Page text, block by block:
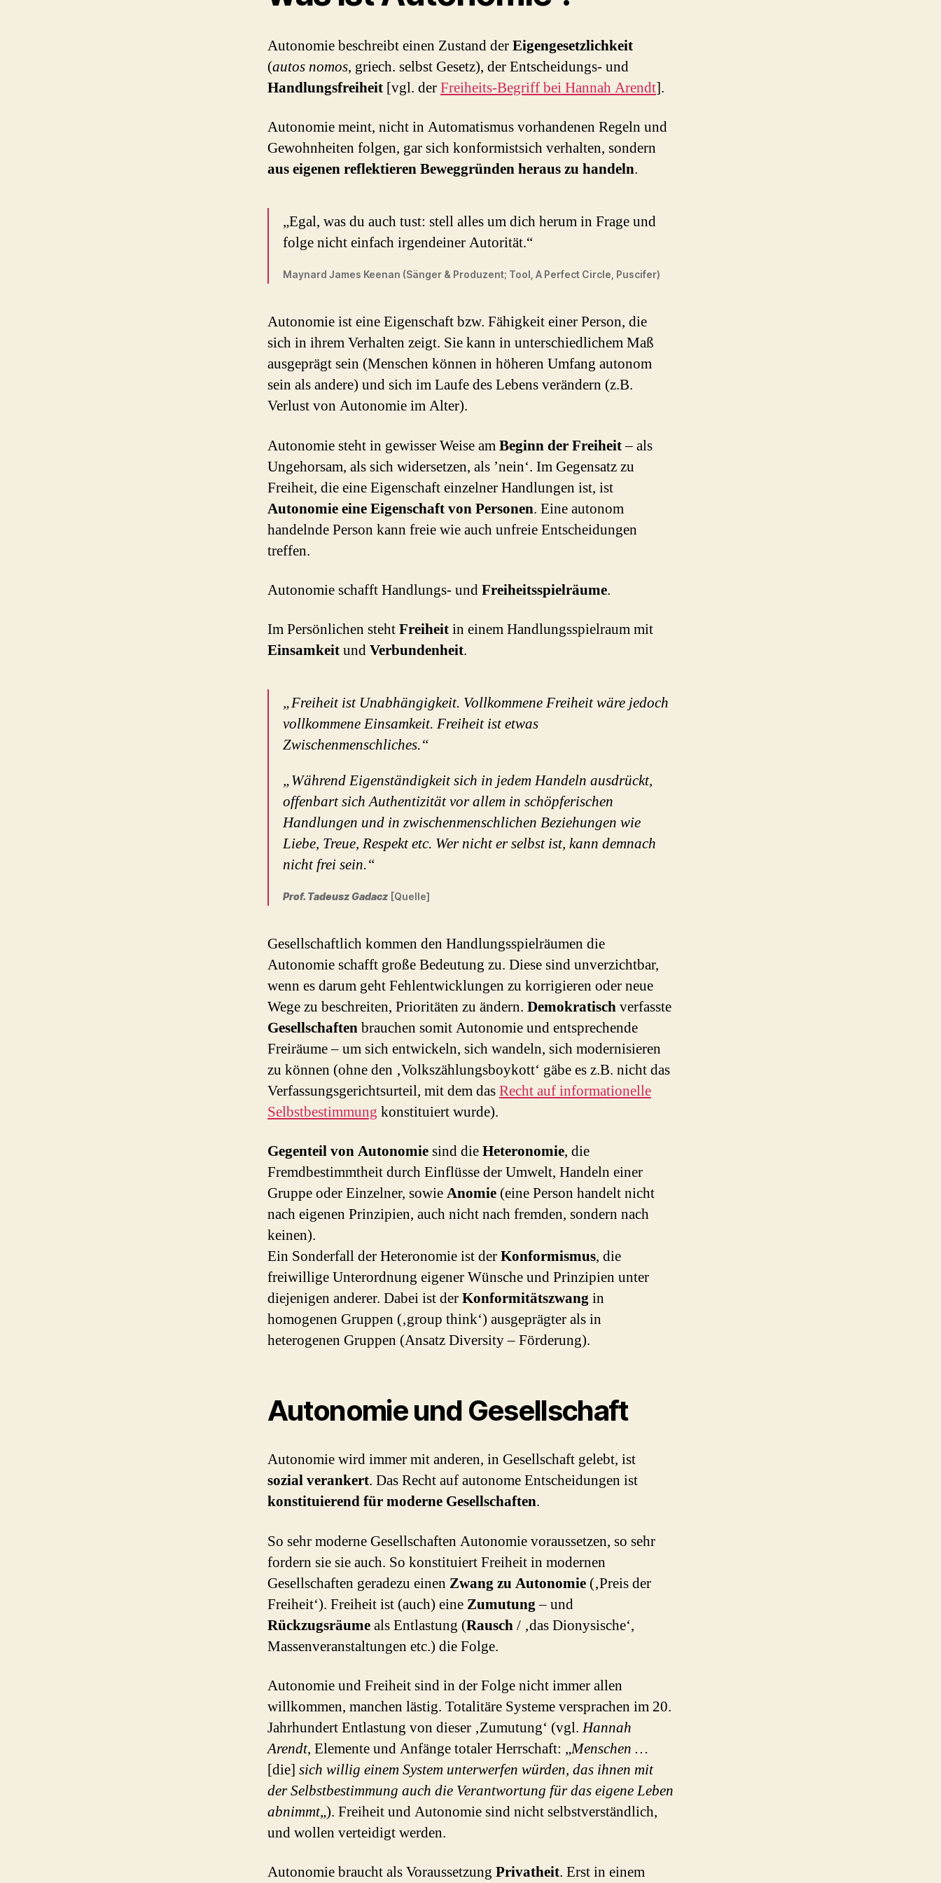
Autonomie beschreibt einen Zustand derEigengesetzlichkeit
(autos nomos, griech. selbst Gesetz), der Entscheidungs- und
Handlungsfreiheit [vgl. derFreiheits-Begriff bei Hannah Arendt].
Autonomie meint, nicht in Automatismus vorhandenen Regeln und
Gewohnheiten folgen, gar sich konformistsich verhalten, sondern
aus eigenen reflektieren Beweggründen heraus zu handeln.
„Egal, was du auch tust: stell alles um dich herum in Frage und
folge nicht einfach irgendeiner Autorität.“
Maynard James Keenan (Sänger & Produzent; Tool, A Perfect Circle, Puscifer)
Autonomie ist eine Eigenschaft bzw. Fähigkeit einer Person, die
sich in ihrem Verhalten zeigt. Sie kann in unterschiedlichem Maß
ausgeprägt sein (Menschen können in höheren Umfang autonom
sein als andere) und sich im Laufe des Lebens verändern (z.B.
Verlust von Autonomie im Alter).
Autonomie steht in gewisser Weise amBeginn der Freiheit– als
Ungehorsam, als sich widersetzen, als ’nein‘. Im Gegensatz zu
Freiheit, die eine Eigenschaft einzelner Handlungen ist, ist
Autonomie eine Eigenschaft von Personen. Eine autonom
handelnde Person kann freie wie auch unfreie Entscheidungen
treffen.
Autonomie schafft Handlungs- undFreiheitsspielräume.
Im Persönlichen stehtFreiheitin einem Handlungsspielraum mit
EinsamkeitundVerbundenheit.
„Freiheit ist Unabhängigkeit. Vollkommene Freiheit wäre jedoch
vollkommene Einsamkeit. Freiheit ist etwas
Zwischenmenschliches.“
„Während Eigenständigkeit sich in jedem Handeln ausdrückt,
offenbart sich Authentizität vor allem in schöpferischen
Handlungen und in zwischenmenschlichen Beziehungen wie
Liebe, Treue, Respekt etc. Wer nicht er selbst ist, kann demnach
nicht frei sein.“
Prof. Tadeusz Gadacz [Quelle]
Gesellschaftlich kommen den Handlungsspielräumen die
Autonomie schafft große Bedeutung zu. Diese sind unverzichtbar,
wenn es darum geht Fehlentwicklungen zu korrigieren oder neue
Wege zu beschreiten, Prioritäten zu ändern. Demokratischverfasste
Gesellschaftenbrauchen somit Autonomie und entsprechende
Freiräume – um sich entwickeln, sich wandeln, sich modernisieren
zu können (ohne den ‚Volkszählungsboykott‘ gäbe es z.B. nicht das
Verfassungsgerichtsurteil, mit dem dasRecht auf informationelle
Selbstbestimmung konstituiert wurde).
Gegenteil von Autonomiesind dieHeteronomie, die
Fremdbestimmtheit durch Einflüsse der Umwelt, Handeln einer
Gruppe oder Einzelner, sowieAnomie (eine Person handelt nicht
nach eigenen Prinzipien, auch nicht nach fremden, sondern nach
keinen).
Ein Sonderfall der Heteronomie ist derKonformismus, die
freiwillige Unterordnung eigener Wünsche und Prinzipien unter
diejenigen anderer. Dabei ist derKonformitätszwangin
homogenen Gruppen (‚group think‘) ausgeprägter als in
heterogenen Gruppen (Ansatz Diversity – Förderung).
Autonomie und Gesellschaft
Autonomie wird immer mit anderen, in Gesellschaft gelebt, ist
sozial verankert. Das Recht auf autonome Entscheidungen ist
konstituierend für moderne Gesellschaften.
So sehr moderne Gesellschaften Autonomie voraussetzen, so sehr
fordern sie sie auch. So konstituiert Freiheit in modernen
Gesellschaften geradezu einen Zwang zu Autonomie (‚Preis der
Freiheit‘). Freiheit ist (auch) eine Zumutung– und
Rückzugsräumeals Entlastung (Rausch/ ‚das Dionysische‘,
Massenveranstaltungen etc.) die Folge.
Autonomie und Freiheit sind in der Folge nicht immer allen
willkommen, manchen lästig. Totalitäre Systeme versprachen im 20.
Jahrhundert Entlastung von dieser ‚Zumutung‘ (vgl.Hannah
Arendt, Elemente und Anfänge totaler Herrschaft: „Menschen …
[die] sich willig einem System unterwerfen würden, das ihnen mit
der Selbstbestimmung auch die Verantwortung für das eigene Leben
abnimmt„). Freiheit und Autonomie sind nicht selbstverständlich,
und wollen verteidigt werden.
Autonomie braucht als Voraussetzung Privatheit. Erst in einem